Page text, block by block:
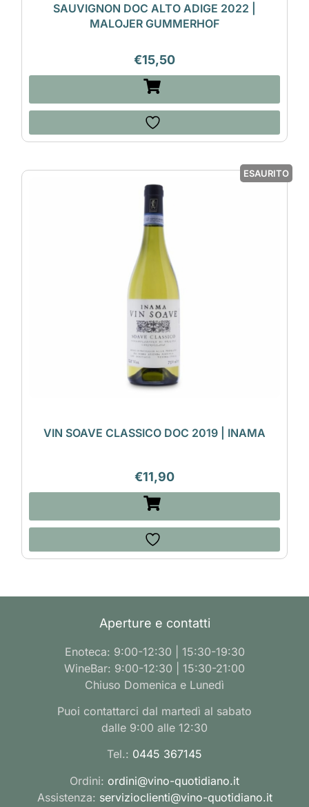
SAUVIGNON DOC ALTO ADIGE 2022 |
MALOJER GUMMERHOF
€15,50
ESAURITO
VIN SOAVE CLASSICO DOC 2019 | INAMA
€11,90
Aperture e contatti
Enoteca: 9:00-12:30 | 15:30-19:30
WineBar: 9:00-12:30 | 15:30-21:00
Chiuso Domenica e Lunedì
Puoi contattarci dal martedì al sabato
dalle 9:00 alle 12:30
Tel.: 0445 367145
Ordini: ordini@vino-quotidiano.it
Assistenza: servizioclienti@vino-quotidiano.it